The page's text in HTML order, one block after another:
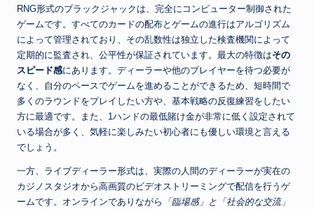
RNG形式のブラックジャックは、完全にコンピューター制御された
ゲームです。すべてのカードの配布とゲームの進行はアルゴリズム
によって管理されており、その乱数性は独立した検査機関によって
定期的に監査され、公平性が保証されています。最大の特徴はその
スピード感にあります。ディーラーや他のプレイヤーを待つ必要が
なく、自分のペースでゲームを進めることができるため、短時間で
多くのラウンドをプレイしたい方や、基本戦略の反復練習をしたい
方に最適です。また、1ハンドの最低賭け金が非常に低く設定されて
いる場合が多く、気軽に楽しみたい初心者にも優しい環境と言える
でしょう。
一方、ライブディーラー形式は、実際の人間のディーラーが実在の
カジノスタジオから高画質のビデオストリーミングで配信を行うゲ
ームです。オンラインでありながら
「臨場感」と「社会的な交流」